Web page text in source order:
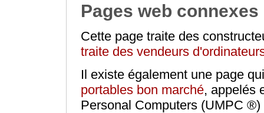
Pages web connexes
Cette page traite des
traite des vendeurs
Il existe également une page
portables bon marché, appelés
Personal Computers (UMPC ®)